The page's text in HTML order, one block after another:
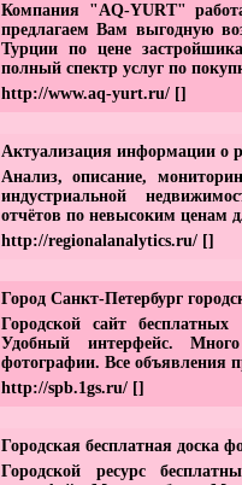
Компания "AQ-YURT"
предлагаем Вам выгодную
Турции по цене
полный спектр услуг по
http://www.aq-yurt.ru/ []
Актуализация информации о
Анализ, описание,
индустриальной
отчётов по невысоким ценам
http://regionalanalytics.ru/ []
Город Санкт-Петербург
Городской сайт бесплатных
Удобный интерфейс.
фотографии. Все объявления
http://spb.1gs.ru/ []
Городская бесплатная доска
Городской ресурс